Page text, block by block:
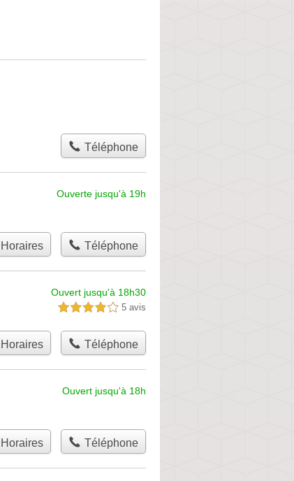
Téléphone
Ouverte jusqu'à 19h
Horaires Téléphone
Ouvert jusqu'à 18h30
4,0 étoiles sur 5 5 avis
Horaires Téléphone
Ouvert jusqu'à 18h
Horaires Téléphone